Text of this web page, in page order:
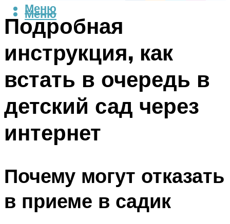
Меню
Меню
Подробная
инструкция, как
встать в очередь в
детский сад через
интернет
Почему могут отказать
в приеме в садик